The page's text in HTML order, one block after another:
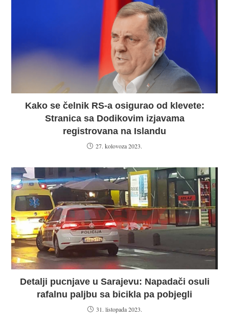
Kako se čelnik RS-a osigurao od klevete:
Stranica sa Dodikovim izjavama
registrovana na Islandu
27. kolovoza 2023.
Detalji pucnjave u Sarajevu: Napadači osuli
rafalnu paljbu sa bicikla pa pobjegli
31. listopada 2023.